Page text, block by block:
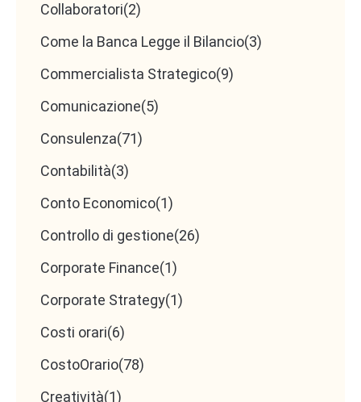
Collaboratori(2)
Come la Banca Legge il Bilancio(3)
Commercialista Strategico(9)
Comunicazione(5)
Consulenza(71)
Contabilità(3)
Conto Economico(1)
Controllo di gestione(26)
Corporate Finance(1)
Corporate Strategy(1)
Costi orari(6)
CostoOrario(78)
Creatività(1)